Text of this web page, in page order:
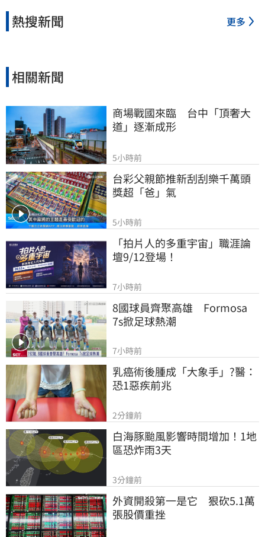
熱搜新聞 更多
相關新聞
商場戰國來臨　台中「頂奢大
道」逐漸成形
5小時前
台彩父親節推新刮刮樂千萬頭
獎超「爸」氣
5小時前
「拍片人的多重宇宙」職涯論
壇9/12登場！
7小時前
8國球員齊聚高雄　Formosa
7s掀足球熱潮
7小時前
乳癌術後腫成「大象手」?醫：
恐1惡疾前兆
2分鐘前
白海豚颱風影響時間增加！1地
區恐炸雨3天
3分鐘前
外資開殺第一是它　狠砍5.1萬
張股價重挫